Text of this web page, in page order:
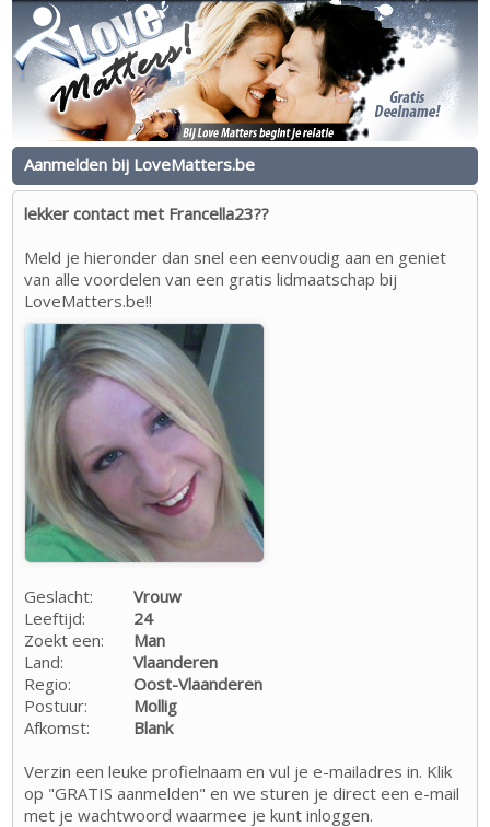
Aanmelden bij LoveMatters.be
lekker contact met Francella23??
Meld je hieronder dan snel een eenvoudig aan en geniet
van alle voordelen van een gratis lidmaatschap bij
LoveMatters.be!!
Geslacht:
Vrouw
Leeftijd:
24
Zoekt een:
Man
Land:
Vlaanderen
Regio:
Oost-Vlaanderen
Postuur:
Mollig
Afkomst:
Blank
Verzin een leuke profielnaam en vul je e-mailadres in. Klik
op "GRATIS aanmelden" en we sturen je direct een e-mail
met je wachtwoord waarmee je kunt inloggen.